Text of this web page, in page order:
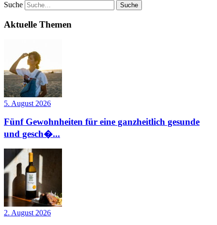
Suche
Aktuelle Themen
5. August 2026
Fünf Gewohnheiten für eine ganzheitlich gesunde
und gesch�...
2. August 2026